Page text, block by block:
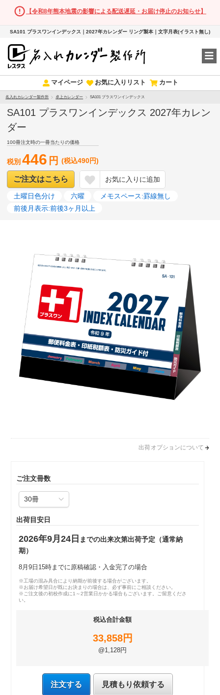
【令和8年熊本地震の影響による配送遅延・お届け停止のお知らせ】
SA101 プラスワンインデックス｜2027年カレンダー リング製本｜文字月表(イラスト無し)
マイページ お気に入りリスト カート
名入れカレンダー製作所 卓上カレンダー SA101 プラスワンインデックス
SA101 プラスワンインデックス 2027年カレン
ダー
100冊注文時の一冊当たりの価格
税別446 円 (税込490円)
ご注文はこちら お気に入りに追加
土曜日色分け 六曜
メモスペース:罫線無し
前後月表示:前後3ヶ月以上
出荷オプションについて
ご注文冊数
出荷目安日
2026年9月24日 までの出来次第出荷予定（通常納
期）
8月9日15時までに原稿確認・入金完了の場合
※工場の混み具合により納期が前後する場合がございます。
※お届け希望日が既にお決まりの場合は、必ず事前にご相談ください。
※ご注文後の初校作成に1～2営業日かかる場合もございます。ご留意くださ
い。
税込合計金額
33,858円
@1,128円
注文する 見積もり依頼する